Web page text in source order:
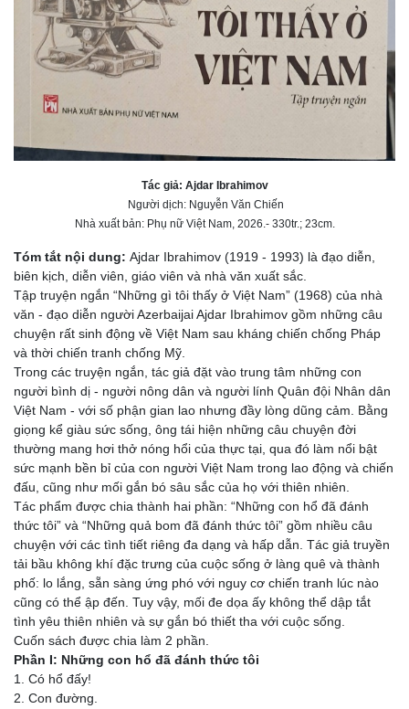
Tác giả: Ajdar Ibrahimov
Người dịch: Nguyễn Văn Chiến
Nhà xuất bản: Phụ nữ Việt Nam, 2026.- 330tr.; 23cm.
Tóm tắt nội dung: Ajdar Ibrahimov (1919 - 1993) là đạo diễn,
biên kịch, diễn viên, giáo viên và nhà văn xuất sắc.
Tập truyện ngắn “Những gì tôi thấy ở Việt Nam” (1968) của nhà
văn - đạo diễn người Azerbaijai Ajdar Ibrahimov gồm những câu
chuyện rất sinh động về Việt Nam sau kháng chiến chống Pháp
và thời chiến tranh chống Mỹ.
Trong các truyện ngắn, tác giả đặt vào trung tâm những con
người bình dị - người nông dân và người lính Quân đội Nhân dân
Việt Nam - với số phận gian lao nhưng đầy lòng dũng cảm. Bằng
giọng kể giàu sức sống, ông tái hiện những câu chuyện đời
thường mang hơi thở nóng hổi của thực tại, qua đó làm nổi bật
sức mạnh bền bỉ của con người Việt Nam trong lao động và chiến
đấu, cũng như mối gắn bó sâu sắc của họ với thiên nhiên.
Tác phẩm được chia thành hai phần: “Những con hổ đã đánh
thức tôi” và “Những quả bom đã đánh thức tôi” gồm nhiều câu
chuyện với các tình tiết riêng đa dạng và hấp dẫn. Tác giả truyền
tải bầu không khí đặc trưng của cuộc sống ở làng quê và thành
phố: lo lắng, sẵn sàng ứng phó với nguy cơ chiến tranh lúc nào
cũng có thể ập đến. Tuy vậy, mối đe dọa ấy không thể dập tắt
tình yêu thiên nhiên và sự gắn bó thiết tha với cuộc sống.
Cuốn sách được chia làm 2 phần.
Phần I: Những con hổ đã đánh thức tôi
1. Có hổ đấy!
2. Con đường.